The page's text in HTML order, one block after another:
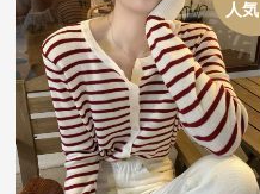
人気